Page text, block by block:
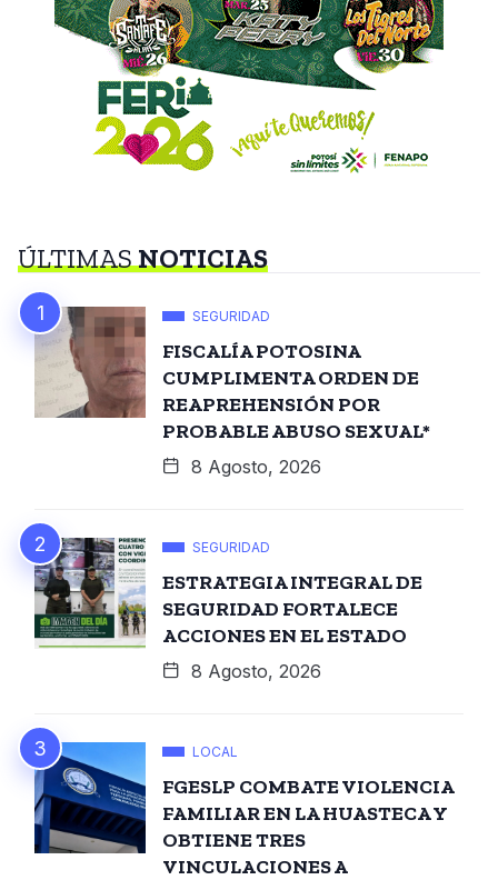
ÚLTIMASNOTICIAS
SEGURIDAD
FISCALÍA POTOSINA
CUMPLIMENTA ORDEN DE
REAPREHENSIÓN POR
PROBABLE ABUSO SEXUAL*
8 Agosto, 2026
SEGURIDAD
ESTRATEGIA INTEGRAL DE
SEGURIDAD FORTALECE
ACCIONES EN EL ESTADO
8 Agosto, 2026
LOCAL
FGESLP COMBATE VIOLENCIA
FAMILIAR EN LA HUASTECA Y
OBTIENE TRES
VINCULACIONES A